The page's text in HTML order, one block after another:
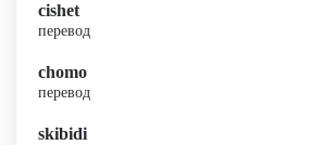
cishet
перевод
chomo
перевод
skibidi